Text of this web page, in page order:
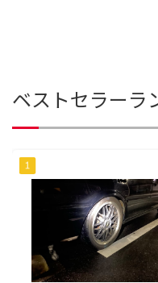
ベストセラーラ